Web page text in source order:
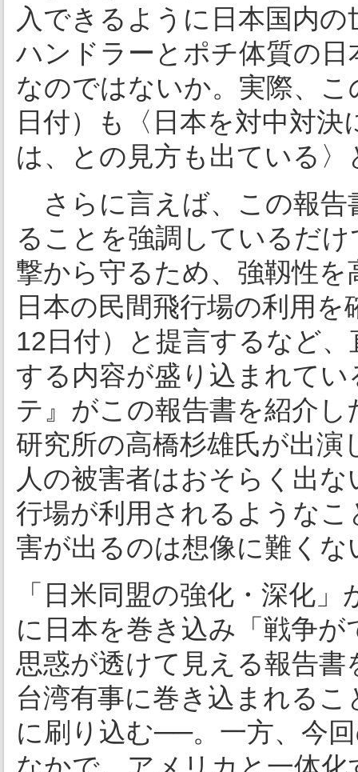
入できるように日本国内
ハンドラーとポチ体質の
なのではないか。実際、
日付）も〈日本を対中対
は、との見方も出ている
さらに言えば、この報告
ることを強調しているだ
撃から守るため、強靱性
日本の民間飛行場の利用
12日付）と提言するなど
する内容が盛り込まれて
テ』がこの報告書を紹介し
研究所の高橋杉雄氏が出演
人の被害者はおそらく出
行場が利用されるような
害が出るのは想像に難くな
「日米同盟の強化・深化
に日本を巻き込み「戦争
思惑が透けて見える報告
台湾有事に巻き込まれる
に刷り込む──。一方、今